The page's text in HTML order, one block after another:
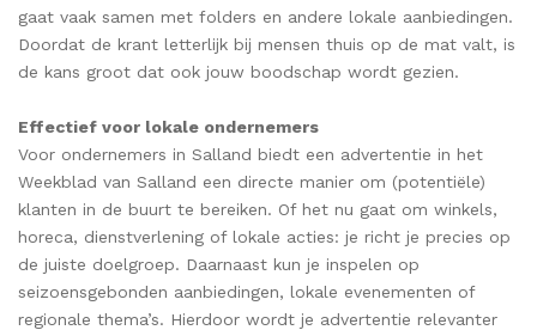
gaat vaak samen met folders en andere lokale aanbiedingen.
Doordat de krant letterlijk bij mensen thuis op de mat valt, is
de kans groot dat ook jouw boodschap wordt gezien.
Effectief voor lokale ondernemers
Voor ondernemers in Salland biedt een advertentie in het
Weekblad van Salland een directe manier om (potentiële)
klanten in de buurt te bereiken. Of het nu gaat om winkels,
horeca, dienstverlening of lokale acties: je richt je precies op
de juiste doelgroep. Daarnaast kun je inspelen op
seizoensgebonden aanbiedingen, lokale evenementen of
regionale thema’s. Hierdoor wordt je advertentie relevanter